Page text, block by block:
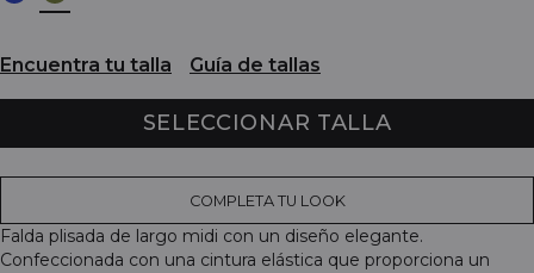
Encuentra tu talla Guía de tallas
SELECCIONAR TALLA
COMPLETA TU LOOK
Falda plisada de largo midi con un diseño elegante.
Confeccionada con una cintura elástica que proporciona un